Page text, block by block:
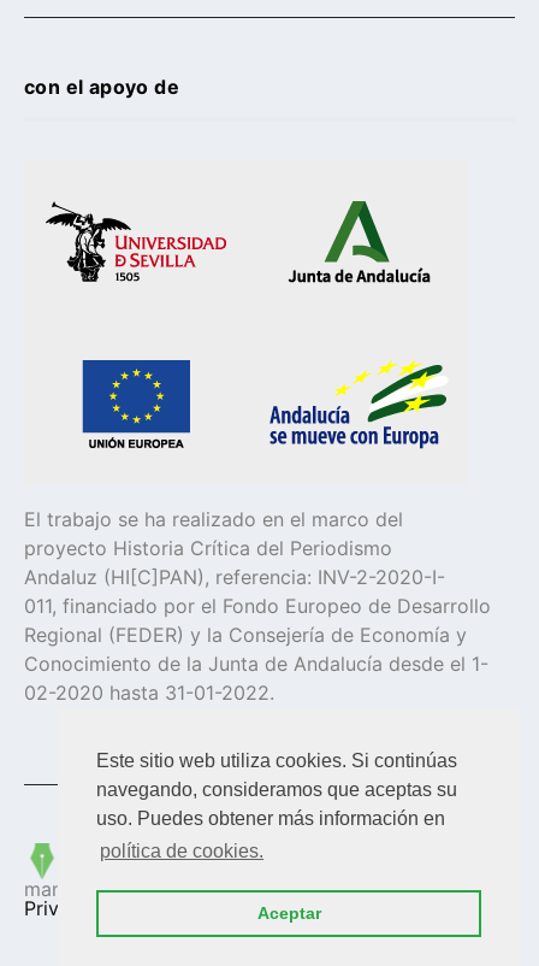
Este sitio web utiliza cookies. Si continúas
navegando, consideramos que aceptas su
uso. Puedes obtener más información en
política de cookies.
Aceptar
con el apoyo de
El trabajo se ha realizado en el marco del
proyecto Historia Crítica del Periodismo
Andaluz (HI[C]PAN), referencia: INV-2-2020-I-
011, financiado por el Fondo Europeo de Desarrollo
Regional (FEDER) y la Consejería de Economía y
Conocimiento de la Junta de Andalucía desde el 1-
02-2020 hasta 31-01-2022.
Copyright © 2023HICPAN
mantenido porWeb en Madrid|Política de
Privacidad